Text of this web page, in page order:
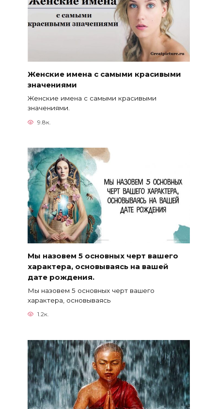
Женские имена с самыми красивыми
значениями
Женские имена с самыми красивыми
значениями.
9.8к.
Мы назовем 5 основных черт вашего
характера, основываясь на вашей
дате рождения.
Мы назовем 5 основных черт вашего
характера, основываясь
1.2к.